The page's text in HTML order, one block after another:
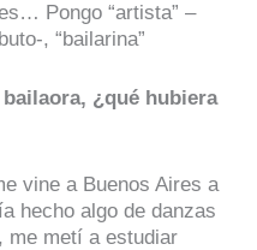
Pongo “artista” –
, “bailarina”
¿qué hubiera
vine a Buenos Aires a
hecho algo de danzas
me metí a estudiar